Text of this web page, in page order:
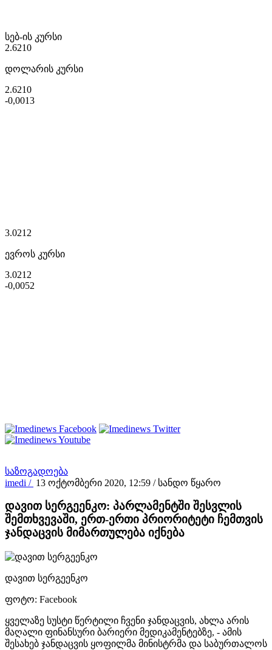
სებ-ის კურსი
2.6210
დოლარის კურსი
2.6210
-0,0013
3.0212
ევროს კურსი
3.0212
-0,0052
საზოგადოება
imedi / 13 ოქტომბერი 2020, 12:59 / სანდო წყარო
დავით სერგეენკო: პარლამენტში შესვლის
შემთხვევაში, ერთ-ერთი პრიორიტეტი ჩემთვის
ჯანდაცვის მიმართულება იქნება
დავით სერგეენკო
ფოტო: Facebook
ყველაზე სუსტი წერტილი ჩვენი ჯანდაცვის, ახლა არის
მაღალი ფინანსური ბარიერი მედიკამენტებზე, - ამის
შესახებ ჯანდაცვის ყოფილმა მინისტრმა და საბურთალოს